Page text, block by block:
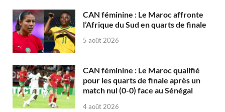
CAN féminine : Le Maroc affronte
l’Afrique du Sud en quarts de finale
5 août 2026
CAN féminine : Le Maroc qualifié
pour les quarts de finale après un
match nul (0-0) face au Sénégal
4 août 2026